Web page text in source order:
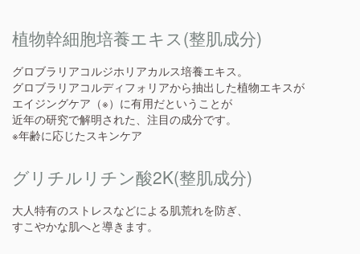
植物幹細胞培養エキス(整肌成分)
グロブラリアコルジホリアカルス培養エキス。
グロブラリアコルディフォリアから抽出した植物エキスが
エイジングケア（※）に有用だということが
近年の研究で解明された、注目の成分です。
※年齢に応じたスキンケア
グリチルリチン酸2K(整肌成分)
大人特有のストレスなどによる肌荒れを防ぎ、
すこやかな肌へと導きます。